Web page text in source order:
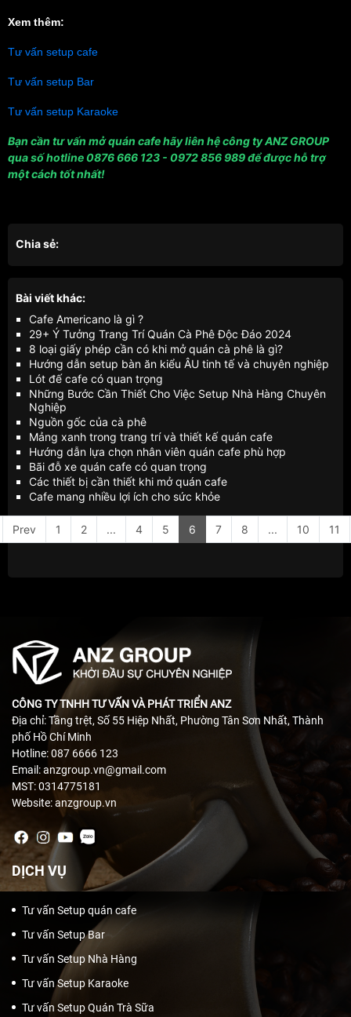
Xem thêm:
Tư vấn setup cafe
Tư vấn setup Bar
Tư vấn setup Karaoke
Bạn cần tư vấn mở quán cafe hãy liên hệ công ty ANZ GROUP
qua số hotline 0876 666 123 - 0972 856 989 để được hỗ trợ
một cách tốt nhất!
Chia sẻ:
Bài viết khác:
Cafe Americano là gì ?
29+ Ý Tưởng Trang Trí Quán Cà Phê Độc Đáo 2024
8 loại giấy phép cần có khi mở quán cà phê là gì?
Hướng dẫn setup bàn ăn kiểu ÂU tinh tế và chuyên nghiệp
Lót đế cafe có quan trọng
Những Bước Cần Thiết Cho Việc Setup Nhà Hàng Chuyên
Nghiệp
Nguồn gốc của cà phê
Mảng xanh trong trang trí và thiết kế quán cafe
Hướng dẫn lựa chọn nhân viên quán cafe phù hợp
Bãi đỗ xe quán cafe có quan trọng
Các thiết bị cần thiết khi mở quán cafe
Cafe mang nhiều lợi ích cho sức khỏe
Prev 1 2 ... 4 5 6 7 8 ... 10 11
CÔNG TY TNHH TƯ VẤN VÀ PHÁT TRIỂN ANZ
Địa chỉ: Tầng trệt, Số 55 Hiệp Nhất, Phường Tân Sơn Nhất, Thành
phố Hồ Chí Minh
Hotline: 087 6666 123
Email: anzgroup.vn@gmail.com
MST: 0314775181
Website: anzgroup.vn
DỊCH VỤ
Tư vấn Setup quán cafe
Tư vấn Setup Bar
Tư vấn Setup Nhà Hàng
Tư vấn Setup Karaoke
Tư vấn Setup Quán Trà Sữa